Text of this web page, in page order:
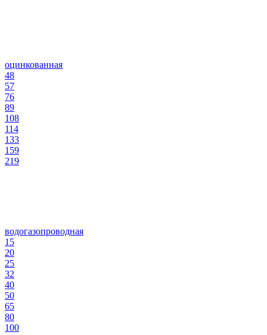
оцинкованная
48
57
76
89
108
114
133
159
219
водогазопроводная
15
20
25
32
40
50
65
80
100